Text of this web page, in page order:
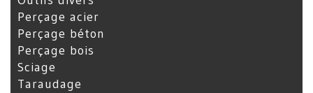
Perçage acier
Perçage béton
Perçage bois
Sciage
Taraudage